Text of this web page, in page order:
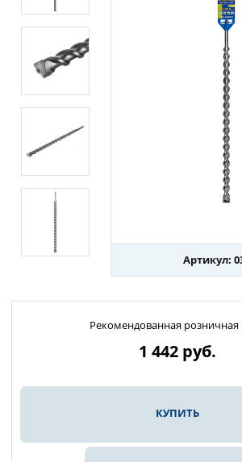
Артикул:
Рекомендованная розничная
1 442 руб.
КУПИТЬ